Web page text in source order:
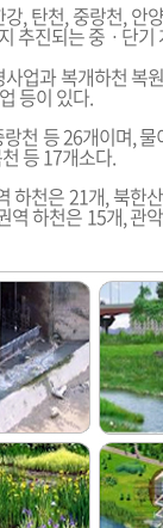
, 탄천, 중랑천, 안
추진되는 중ㆍ단
업과 복개하천 복
등이 있다.
천 등 26개이며,
등 17개소다.
하천은 21개, 북한
하천은 15개, 관